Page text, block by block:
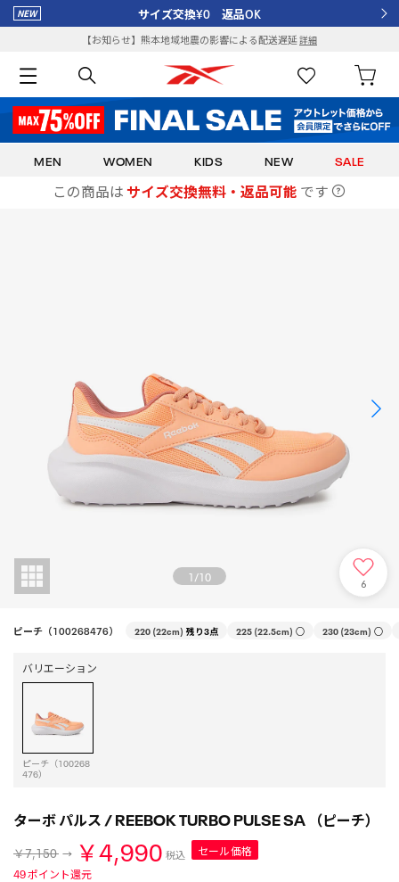
サイズ交換¥0 返品OK
【お知らせ】熊本地域地震の影響による配送遅延詳細
MEN WOMEN KIDS NEW SALE
この商品は サイズ交換無料・返品可能 です
1/10 6
ピーチ（100268476） 220 (22cm) 残り3点 225 (22.5cm) ○ 230 (23cm) ○
バリエーション
ピーチ（100268
476）
ターボ パルス / REEBOK TURBO PULSE SA （ピーチ）
￥7,150 ￥4,990 税込
セール価格
49ポイント還元